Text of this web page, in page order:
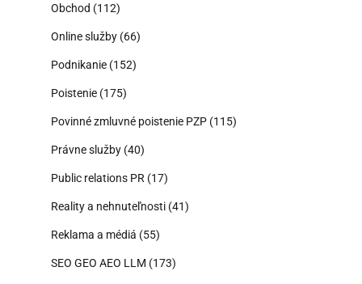
Obchod (112)
Online služby (66)
Podnikanie (152)
Poistenie (175)
Povinné zmluvné poistenie PZP (115)
Právne služby (40)
Public relations PR (17)
Reality a nehnuteľnosti (41)
Reklama a médiá (55)
SEO GEO AEO LLM (173)